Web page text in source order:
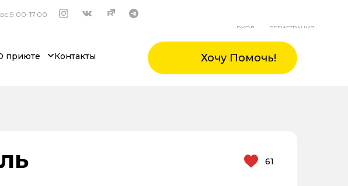
17.00
ВХОД РЕГИСТРАЦИЯ
приюте Контакты Хочу Помочь!
61